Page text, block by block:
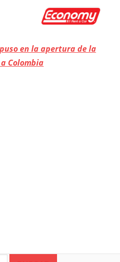
en la apertura de la
Colombia